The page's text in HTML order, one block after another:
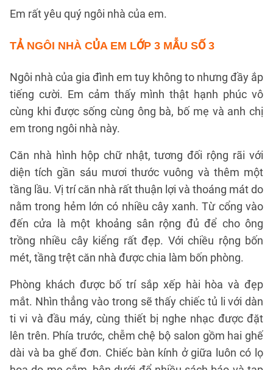
Em rất yêu quý ngôi nhà của em.
TẢ NGÔI NHÀ CỦA EM LỚP 3 MẪU SỐ 3
Ngôi nhà của gia đình em tuy không to nhưng đầy ắp
tiếng cười. Em cảm thấy mình thật hạnh phúc vô
cùng khi được sống cùng ông bà, bố mẹ và anh chị
em trong ngôi nhà này.
Căn nhà hình hộp chữ nhật, tương đối rộng rãi với
diện tích gần sáu mươi thước vuông và thêm một
tầng lầu. Vị trí căn nhà rất thuận lợi và thoáng mát do
nằm trong hẻm lớn có nhiều cây xanh. Từ cổng vào
đến cửa là một khoảng sân rộng đủ để cho ông
trồng nhiều cây kiểng rất đẹp. Với chiều rộng bốn
mét, tầng trệt căn nhà được chia làm bốn phòng.
Phòng khách được bố trí sắp xếp hài hòa và đẹp
mắt. Nhìn thẳng vào trong sẽ thấy chiếc tủ li với dàn
ti vi và đầu máy, cùng thiết bị nghe nhạc được đặt
lên trên. Phía trước, chễm chệ bộ salon gồm hai ghế
dài và ba ghế đơn. Chiếc bàn kính ở giữa luôn có lọ